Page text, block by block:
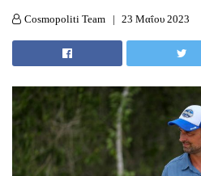
Cosmopoliti Team 23 Μαΐου 2023